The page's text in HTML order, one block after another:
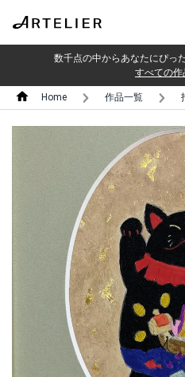
数千点の中からあなたにぴっ
すべての作
Home 作品一覧